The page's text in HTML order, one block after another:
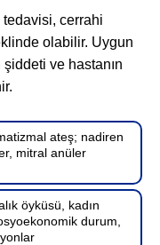
tedavisi, cerrahi
olabilir. Uygun
ve hastanın
ateş; nadiren
mitral anüler
öyküsü, kadın
durum,